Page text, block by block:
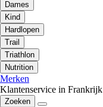
Dames
Kind
Hardlopen
Trail
Triathlon
Nutrition
Merken
Klantenservice in Frankrijk
Zoeken